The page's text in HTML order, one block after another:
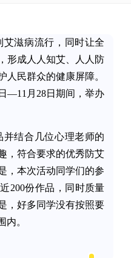
滋病流行，同时让全
形成人人知艾、人人防
人民群众的健康屏障。
—11月28日期间，举办
结合几位心理老师的
，符合要求的优秀防艾
，本次活动同学们的参
200份作品，同时质量
，好多同学没有按照要
内。